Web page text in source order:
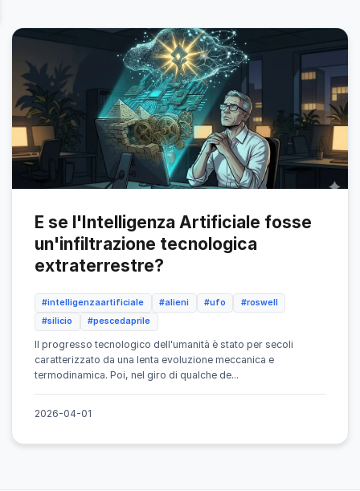
E se l'Intelligenza Artificiale fosse
un'infiltrazione tecnologica
extraterrestre?
#intelligenzaartificiale #alieni #ufo
#roswell
#silicio
#pescedaprile
Il progresso tecnologico dell'umanità è stato per secoli
caratterizzato da una lenta evoluzione meccanica e
termodinamica. Poi, nel giro di qualche de...
2026-04-01